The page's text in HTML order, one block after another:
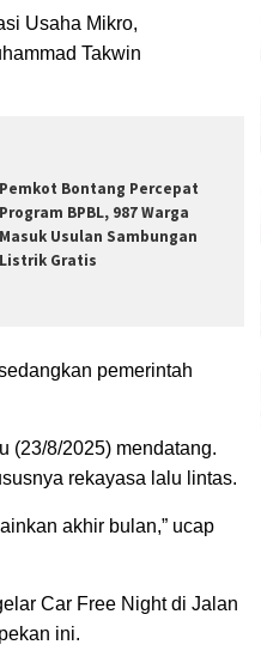
Usaha Mikro,
Takwin
Pemkot Bontang Percepat
Program BPBL, 987 Warga
Masuk Usulan Sambungan
Listrik Gratis
pemerintah
(23/8/2025) mendatang.
rekayasa lalu lintas.
akhir bulan,” ucap
Car Free Night di Jalan
ini.